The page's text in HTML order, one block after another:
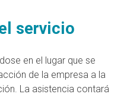
servicio
en el lugar que se
de la empresa a la
La asistencia contará